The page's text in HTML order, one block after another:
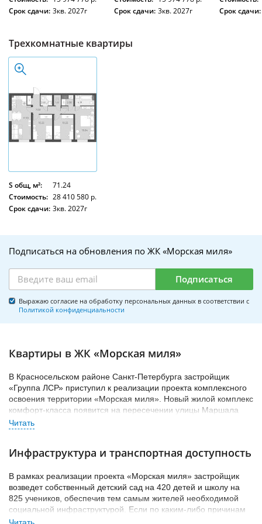
Срок сдачи: 3кв. 2027г
Срок сдачи: 3кв. 2027г
Срок сдачи:
Трехкомнатные квартиры
S общ, м²:
71.24
Стоимость: 28 410 580 р.
Срок сдачи: 3кв. 2027г
Подписаться на обновления по ЖК «Морская миля»
Подписаться
Выражаю согласие на обработку персональных данных в соответствии с
Политикой конфиденциальности
Квартиры в ЖК «Морская миля»
В Красносельском районе Санкт-Петербурга застройщик
«Группа ЛСР» приступил к реализации проекта комплексного
освоения территории «Морская миля». Новый жилой комплекс
комфорт-класса появится на пересечении улицы Маршала
Казакова и проспекта Маршала Жукова.
Участок застройки принадлежит «Группе ЛСР», на нем
сыпучих материалов. В связи с расширением предприятие
жилищное строительство.
ЖК «Морская миля» в будущем – это целый квартал,
состоящий из 10 многоэтажных домов, которые будут
возводить в три этапа. Помимо жилых корпусов здесь появятся
Инфраструктура и транспортная доступность
В рамках реализации проекта «Морская миля» застройщик
возведет собственный детский сад на 420 детей и школу на
825 учеников, обеспечив тем самым жителей необходимой
социальной инфраструктурой. Если по каким-либо причинам
учебные заведения не устроят, то в радиусе 15-20 минут